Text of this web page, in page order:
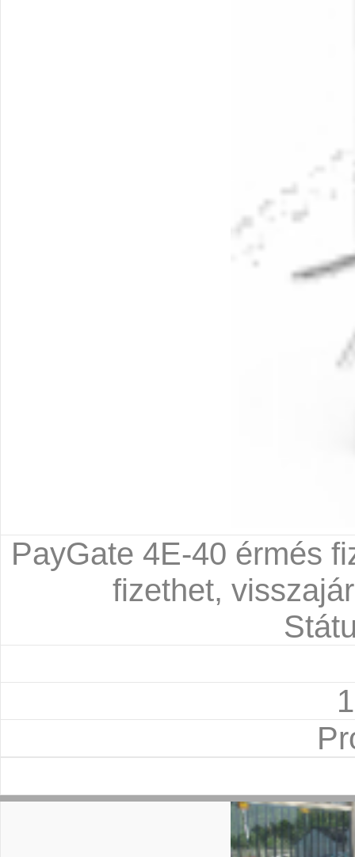
PayGate 4E-40 érmés
fizethet,